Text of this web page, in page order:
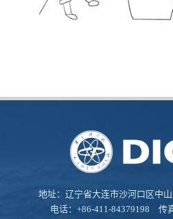
地址：辽宁省大连市沙河口区中
电话：+86-411-84379198 传